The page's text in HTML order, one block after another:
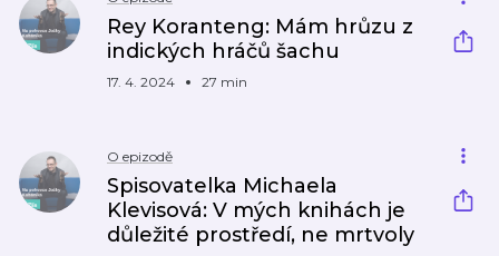
Rey Koranteng: Mám hrůzu z
indických hráčů šachu
17. 4. 2024 27 min
O epizodě
Spisovatelka Michaela
Klevisová: V mých knihách je
důležité prostředí, ne mrtvoly